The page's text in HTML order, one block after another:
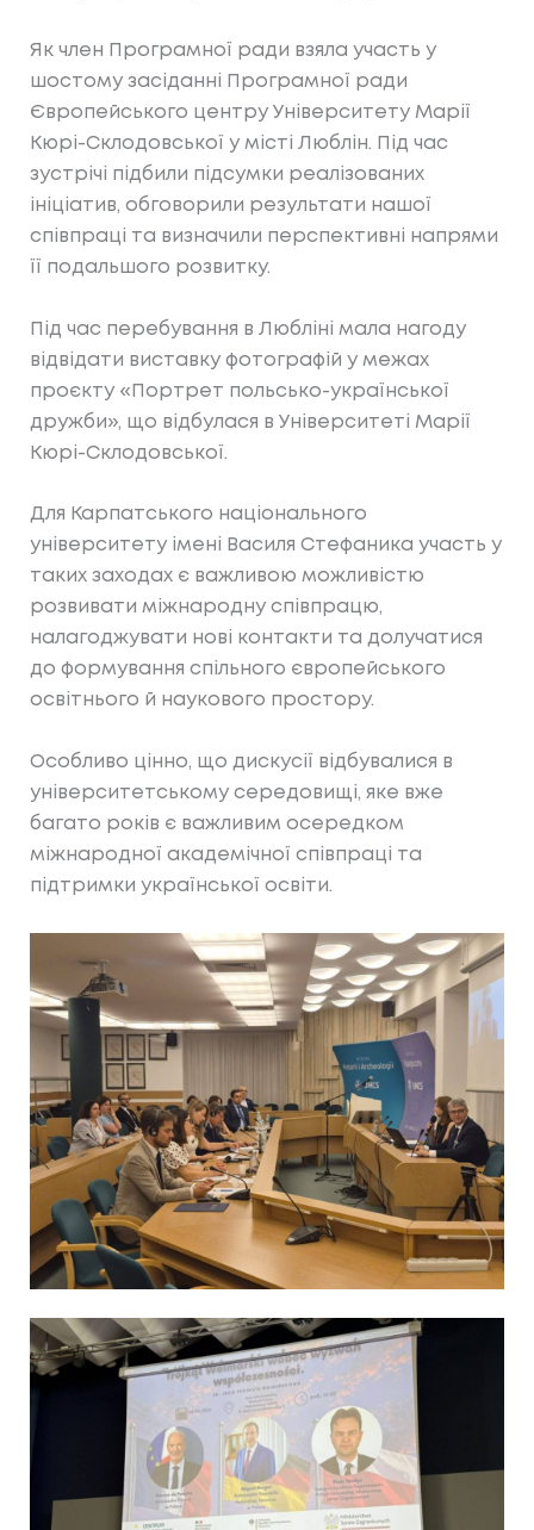
Як член Програмної ради взяла участь у
шостому засіданні Програмної ради
Європейського центру Університету Марії
Кюрі-Склодовської у місті Люблін. Під час
зустрічі підбили підсумки реалізованих
ініціатив, обговорили результати нашої
співпраці та визначили перспективні напрями
її подальшого розвитку.
Під час перебування в Любліні мала нагоду
відвідати виставку фотографій у межах
проєкту «Портрет польсько-української
дружби», що відбулася в Університеті Марії
Кюрі-Склодовської.
Для Карпатського національного
університету імені Василя Стефаника участь у
таких заходах є важливою можливістю
розвивати міжнародну співпрацю,
налагоджувати нові контакти та долучатися
до формування спільного європейського
освітнього й наукового простору.
Особливо цінно, що дискусії відбувалися в
університетському середовищі, яке вже
багато років є важливим осередком
міжнародної академічної співпраці та
підтримки української освіти.